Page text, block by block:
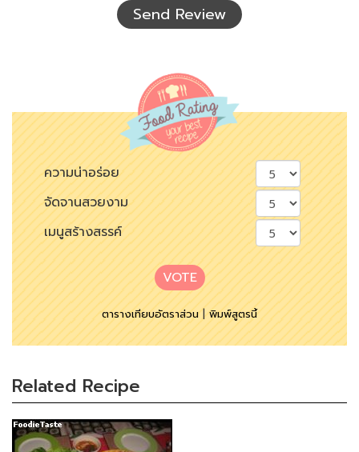
Send Review
ความน่าอร่อย
จัดจานสวยงาม
เมนูสร้างสรรค์
VOTE
ตารางเทียบอัตราส่วน|พิมพ์สูตรนี้
Related Recipe